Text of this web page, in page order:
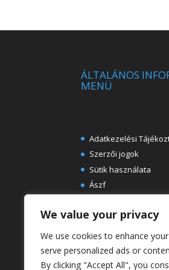
We value your privacy
We use cookies to enhance
serve personalized ads or
By clicking "Accept All", you
ÁLTALÁNOS
MENÜ
Adatkezelési
Szerzői jogok
Sütik használata
Ászf
Ingyenes e-könyvek
Rólunk